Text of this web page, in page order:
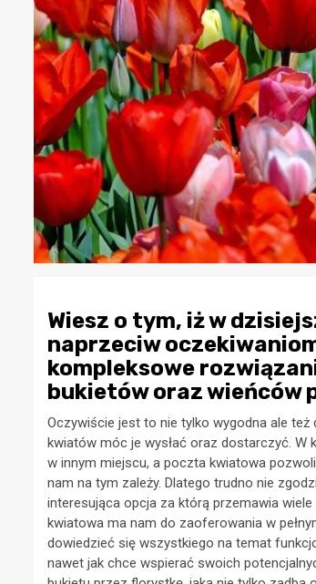
Wiesz o tym, iż w
naprzeciw
kompleksowe
bukietów oraz wieńców
Oczywiście jest to nie tylko wygodna ale
kwiatów móc je wysłać oraz dostarczyć. W
w innym miejscu, a poczta kwiatowa
nam na tym zależy. Dlatego trudno nie
interesująca opcja za którą przemawia
kwiatowa ma nam do zaoferowania w
dowiedzieć się wszystkiego na temat
nawet jak chce wspierać swoich